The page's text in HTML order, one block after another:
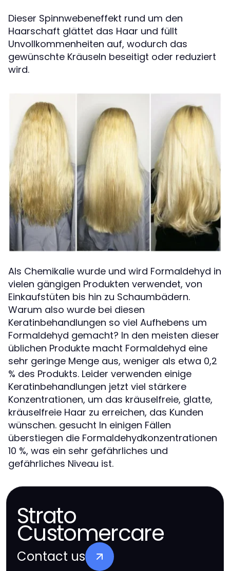
Dieser Spinnwebeneffekt rund um den
Haarschaft glättet das Haar und füllt
Unvollkommenheiten auf, wodurch das
gewünschte Kräuseln beseitigt oder reduziert
wird.
Als Chemikalie wurde und wird Formaldehyd in
vielen gängigen Produkten verwendet, von
Einkaufstüten bis hin zu Schaumbädern.
Warum also wurde bei diesen
Keratinbehandlungen so viel Aufhebens um
Formaldehyd gemacht? In den meisten dieser
üblichen Produkte macht Formaldehyd eine
sehr geringe Menge aus, weniger als etwa 0,2
% des Produkts. Leider verwenden einige
Keratinbehandlungen jetzt viel stärkere
Konzentrationen, um das kräuselfreie, glatte,
kräuselfreie Haar zu erreichen, das Kunden
wünschen. gesucht In einigen Fällen
überstiegen die Formaldehydkonzentrationen
10 %, was ein sehr gefährliches und
gefährliches Niveau ist.
Strato
Customercare
Contact us